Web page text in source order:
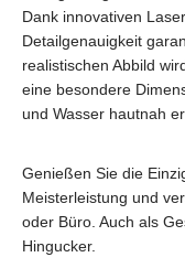
Dank innovativen
Detailgenauigkeit
realistischen Abbild
eine besondere
und Wasser hautnah
Genießen Sie die
Meisterleistung und
oder Büro. Auch als
Hingucker.